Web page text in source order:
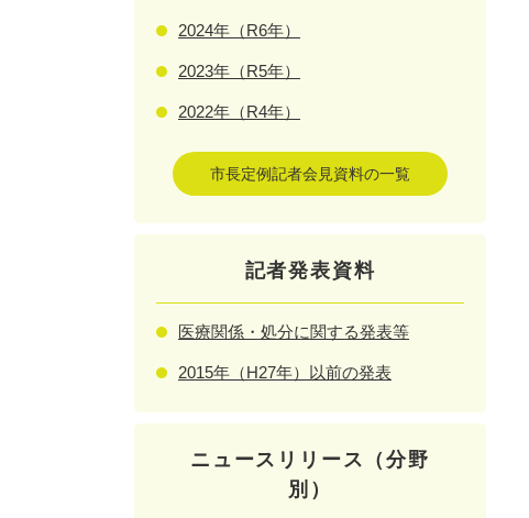
2024年（R6年）
2023年（R5年）
2022年（R4年）
市長定例記者会見資料の一覧
記者発表資料
医療関係・処分に関する発表等
2015年（H27年）以前の発表
ニュースリリース（分野
別）